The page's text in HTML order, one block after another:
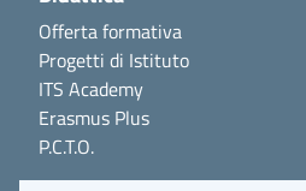
Offerta formativa
Progetti di Istituto
ITS Academy
Erasmus Plus
P.C.T.O.